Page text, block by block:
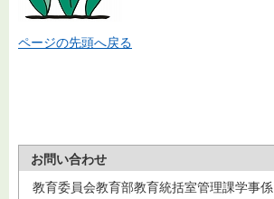
ページの先頭へ戻る
お問い合わせ
教育委員会教育部教育統括室管理課学事係